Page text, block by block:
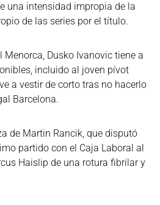
una intensidad impropia de la
de las series por el título.
Menorca, Dusko Ivanovic tiene a
incluido al joven pívot
a vestir de corto tras no hacerlo
Barcelona.
de Martin Rancik, que disputó
partido con el Caja Laboral al
Haislip de una rotura fibrilar y